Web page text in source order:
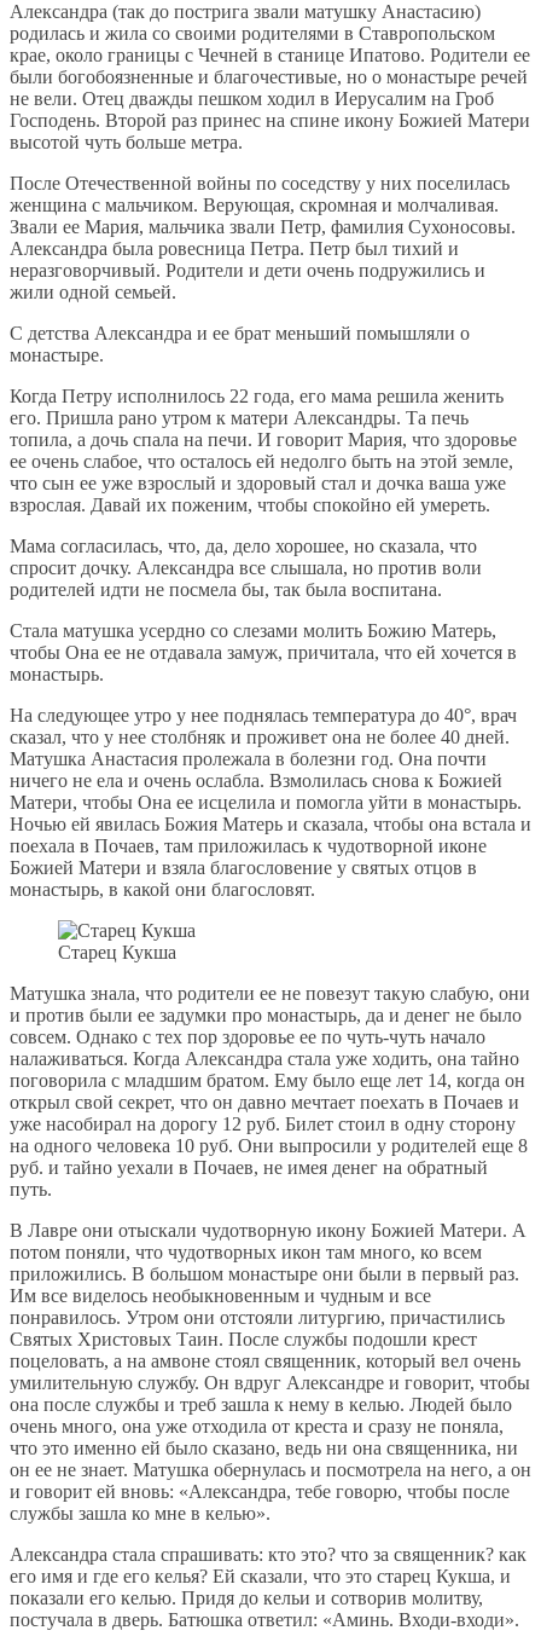
Александра (так до пострига звали матушку Анастасию)
родилась и жила со своими родителями в Ставропольском
крае, около границы с Чечней в станице Ипатово. Родители ее
были богобоязненные и благочестивые, но о монастыре речей
не вели. Отец дважды пешком ходил в Иерусалим на Гроб
Господень. Второй раз принес на спине икону Божией Матери
высотой чуть больше метра.
После Отечественной войны по соседству у них поселилась
женщина с мальчиком. Верующая, скромная и молчаливая.
Звали ее Мария, мальчика звали Петр, фамилия Сухоносовы.
Александра была ровесница Петра. Петр был тихий и
неразговорчивый. Родители и дети очень подружились и
жили одной семьей.
С детства Александра и ее брат меньший помышляли о
монастыре.
Когда Петру исполнилось 22 года, его мама решила женить
его. Пришла рано утром к матери Александры. Та печь
топила, а дочь спала на печи. И говорит Мария, что здоровье
ее очень слабое, что осталось ей недолго быть на этой земле,
что сын ее уже взрослый и здоровый стал и дочка ваша уже
взрослая. Давай их поженим, чтобы спокойно ей умереть.
Мама согласилась, что, да, дело хорошее, но сказала, что
спросит дочку. Александра все слышала, но против воли
родителей идти не посмела бы, так была воспитана.
Стала матушка усердно со слезами молить Божию Матерь,
чтобы Она ее не отдавала замуж, причитала, что ей хочется в
монастырь.
На следующее утро у нее поднялась температура до 40°, врач
сказал, что у нее столбняк и проживет она не более 40 дней.
Матушка Анастасия пролежала в болезни год. Она почти
ничего не ела и очень ослабла. Взмолилась снова к Божией
Матери, чтобы Она ее исцелила и помогла уйти в монастырь.
Ночью ей явилась Божия Матерь и сказала, чтобы она встала и
поехала в Почаев, там приложилась к чудотворной иконе
Божией Матери и взяла благословение у святых отцов в
монастырь, в какой они благословят.
Старец Кукша
Матушка знала, что родители ее не повезут такую слабую, они
и против были ее задумки про монастырь, да и денег не было
совсем. Однако с тех пор здоровье ее по чуть-чуть начало
налаживаться. Когда Александра стала уже ходить, она тайно
поговорила с младшим братом. Ему было еще лет 14, когда он
открыл свой секрет, что он давно мечтает поехать в Почаев и
уже насобирал на дорогу 12 руб. Билет стоил в одну сторону
на одного человека 10 руб. Они выпросили у родителей еще 8
руб. и тайно уехали в Почаев, не имея денег на обратный
путь.
В Лавре они отыскали чудотворную икону Божией Матери. А
потом поняли, что чудотворных икон там много, ко всем
приложились. В большом монастыре они были в первый раз.
Им все виделось необыкновенным и чудным и все
понравилось. Утром они отстояли литургию, причастились
Святых Христовых Таин. После службы подошли крест
поцеловать, а на амвоне стоял священник, который вел очень
умилительную службу. Он вдруг Александре и говорит, чтобы
она после службы и треб зашла к нему в келью. Людей было
очень много, она уже отходила от креста и сразу не поняла,
что это именно ей было сказано, ведь ни она священника, ни
он ее не знает. Матушка обернулась и посмотрела на него, а он
и говорит ей вновь: «Александра, тебе говорю, чтобы после
службы зашла ко мне в келью».
Александра стала спрашивать: кто это? что за священник? как
его имя и где его келья? Ей сказали, что это старец Кукша, и
показали его келью. Придя до кельи и сотворив молитву,
постучала в дверь. Батюшка ответил: «Аминь. Входи-входи».